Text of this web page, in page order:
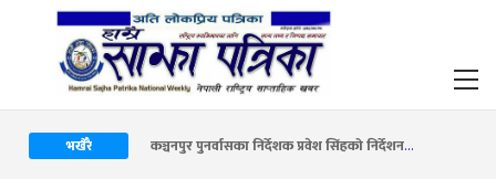
भर्खैरै कञ्चनपुर पुनर्वासका निर्देशक प्रवेश सिंहको निर्देशनमा नयाँ म्युजिक भिडियो सार्वजनिक हुँदै